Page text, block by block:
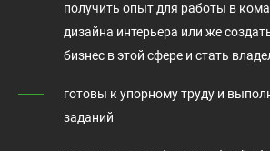
получить опыт для работы в
дизайна интерьера или же
бизнес в этой сфере и стать
готовы к упорному труду и
заданий